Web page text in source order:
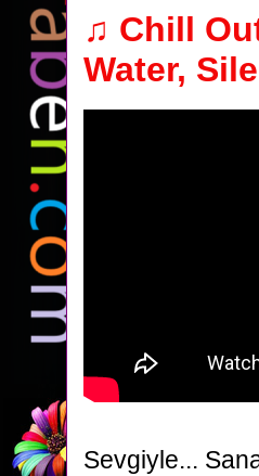
♫ Chill
Water,
Sevgiyle...